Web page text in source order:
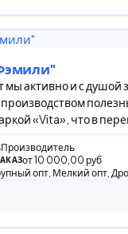
мы активно и с душой
«Vita», что в
Производитель
от 10 000,00 руб
опт, Мелкий опт,